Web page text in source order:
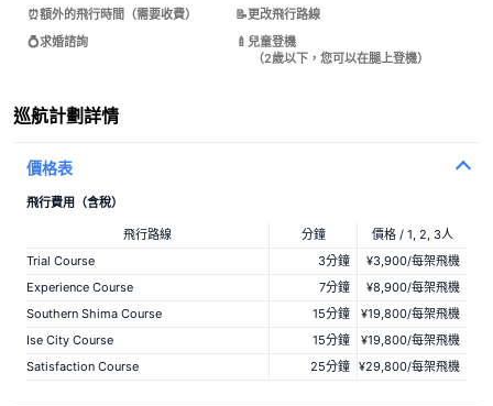
⏰額外的飛行時間（需要收費）
📝更改飛行路線
💍求婚諮詢
🍼兒童登機
（2歲以下，您可以在腿上登機）
巡航計劃詳情
價格表
飛行費用（含稅）
飛行路線 分鐘
價格 / 1, 2, 3人
Trial Course
3分鐘
¥3,900/每架飛機
Experience Course
7分鐘
¥8,900/每架飛機
Southern Shima Course
15分鐘
¥19,800/每架飛機
Ise City Course
15分鐘
¥19,800/每架飛機
Satisfaction Course
25分鐘 ¥29,800/每架飛機